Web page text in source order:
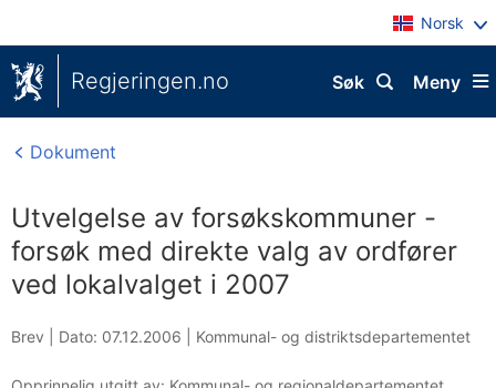
Norsk
Regjeringen.no Meny
Søk
Dokument
Utvelgelse av forsøkskommuner -
forsøk med direkte valg av ordfører
ved lokalvalget i 2007
Brev | Dato: 07.12.2006 Kommunal- og distriktsdepartementet